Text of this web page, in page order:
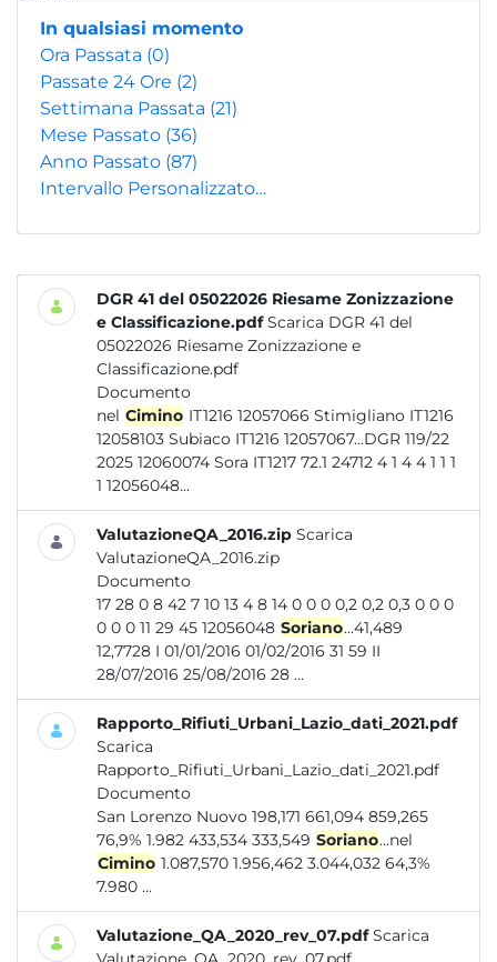
In qualsiasi momento
Ora Passata (0)
Passate 24 Ore (2)
Settimana Passata (21)
Mese Passato (36)
Anno Passato (87)
Intervallo Personalizzato…
DGR 41 del 05022026 Riesame Zonizzazione
e Classificazione.pdf Scarica DGR 41 del
05022026 Riesame Zonizzazione e
Classificazione.pdf
Documento
nel Cimino
12058103 Subiaco IT1216 12057067...DGR 119/22
2025 12060074 Sora IT1217 72.1 24712 4 1 4 4 1 1 1
1 12056048...
ValutazioneQA_2016.zip Scarica
ValutazioneQA_2016.zip
Documento
17 28 0 8 42 7 10 13 4 8 14 0 0 0 0,2 0,2 0,3 0 0 0
0 0 0 11 29 45 12056048 Soriano...41,489
12,7728 I 01/01/2016 01/02/2016 31 59 II
28/07/2016 25/08/2016 28 ...
Rapporto_Rifiuti_Urbani_Lazio_dati_2021.pdf
Scarica
Rapporto_Rifiuti_Urbani_Lazio_dati_2021.pdf
Documento
San Lorenzo Nuovo 198,171 661,094 859,265
76,9% 1.982 433,534 333,549 Soriano...nel
Cimino 1.087,570 1.956,462 3.044,032 64,3%
7.980 ...
Valutazione_QA_2020_rev_07.pdf Scarica